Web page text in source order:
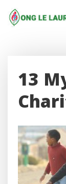
content
13